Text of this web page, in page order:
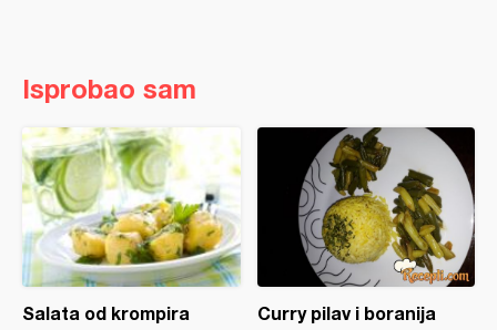
Isprobao sam
Salata od krompira Curry pilav i boranija